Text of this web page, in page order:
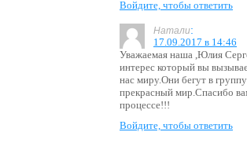
Войдите, чтобы ответить
Натали:
17.09.2017 в 14:46
Уважаемая наша ,Юлия
интерес который вы
нас миру.Они бегут в
прекрасный мир.Спасибо
процессе!!!
Войдите, чтобы ответить